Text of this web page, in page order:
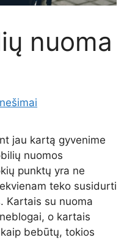
nuoma
jau kartą gyvenime
nuomos
punktų yra ne
teko susidurti
Kartais su nuoma
o kartais
bebūtų, tokios